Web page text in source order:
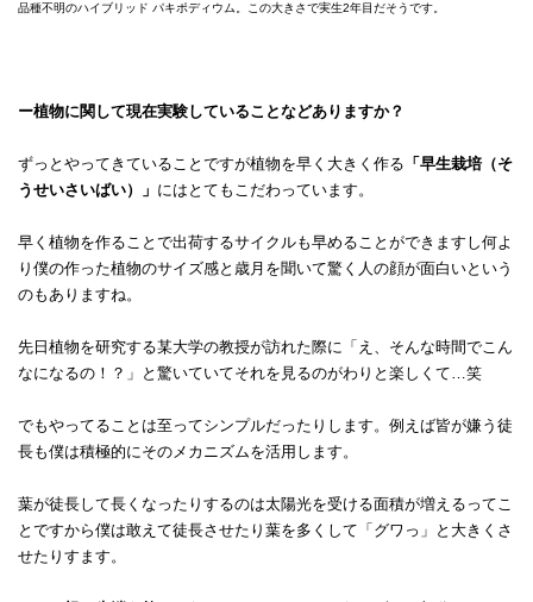
品種不明のハイブリッド パキポディウム。この大きさで実生2年目だそうです。
ー植物に関して現在実験していることなどありますか？
ずっとやってきていることですが植物を早く大きく作る 「早生栽培（そ
うせいさいばい）」 にはとてもこだわっています。
早く植物を作ることで出荷するサイクルも早めることができますし何よ
り僕の作った植物のサイズ感と歳月を聞いて驚く人の顔が面白いという
のもありますね。
先日植物を研究する某大学の教授が訪れた際に「え、そんな時間でこん
なになるの！？」と驚いていてそれを見るのがわりと楽しくて…笑
でもやってることは至ってシンプルだったりします。例えば皆が嫌う徒
長も僕は積極的にそのメカニズムを活用します。
葉が徒長して長くなったりするのは太陽光を受ける面積が増えるってこ
とですから僕は敢えて徒長させたり葉を多くして「グワっ」と大きくさ
せたりすます。